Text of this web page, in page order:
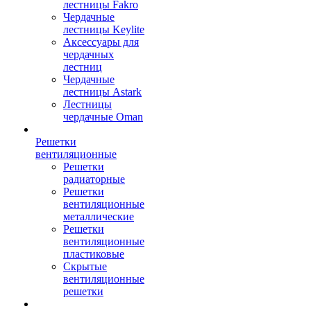
лестницы Fakro
Чердачные
лестницы Keylite
Аксессуары для
чердачных
лестниц
Чердачные
лестницы Astark
Лестницы
чердачные Oman
Решетки
вентиляционные
Решетки
радиаторные
Решетки
вентиляционные
металлические
Решетки
вентиляционные
пластиковые
Скрытые
вентиляционные
решетки